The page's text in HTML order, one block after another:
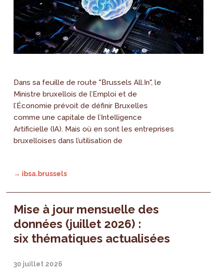
Dans sa feuille de route "Brussels All.In", le
Ministre bruxellois de l’Emploi et de
l’Économie prévoit de définir Bruxelles
comme une capitale de l’Intelligence
Artificielle (IA). Mais où en sont les entreprises
bruxelloises dans l’utilisation de
→ ibsa.brussels
Mise à jour mensuelle des
données (juillet 2026) :
six thématiques actualisées
30 juillet 2026